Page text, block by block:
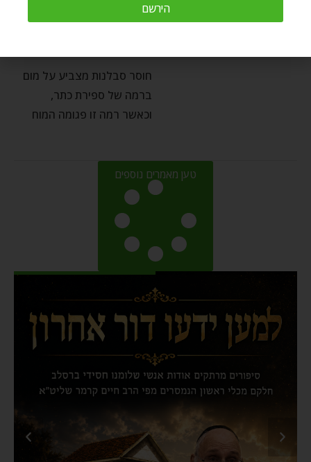
הכתר של הנפש
חוסר סבלנות מצביע על מום
ברמה של ספירת כתר,
וכאשר רמה זו פגומה המוח
טען מאמרים נוספים
הירשם